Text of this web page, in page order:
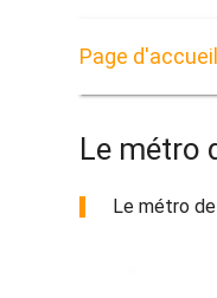
Page d'accueil
Le métro
Le métro